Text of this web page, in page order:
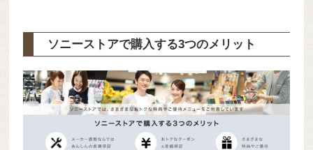
ソニーストアで購入する3つのメリット